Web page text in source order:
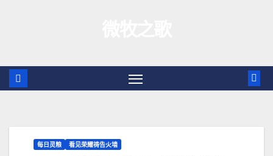
容
每日灵粮 看见荣耀祷告火墙